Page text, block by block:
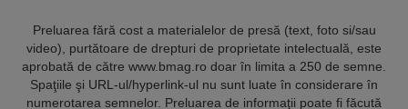
Preluarea fără cost a materialelor de presă (text, foto si/sau
video), purtătoare de drepturi de proprietate intelectuală, este
aprobată de către www.bmag.ro doar în limita a 250 de semne.
Spaţiile şi URL-ul/hyperlink-ul nu sunt luate în considerare în
numerotarea semnelor. Preluarea de informaţii poate fi făcută